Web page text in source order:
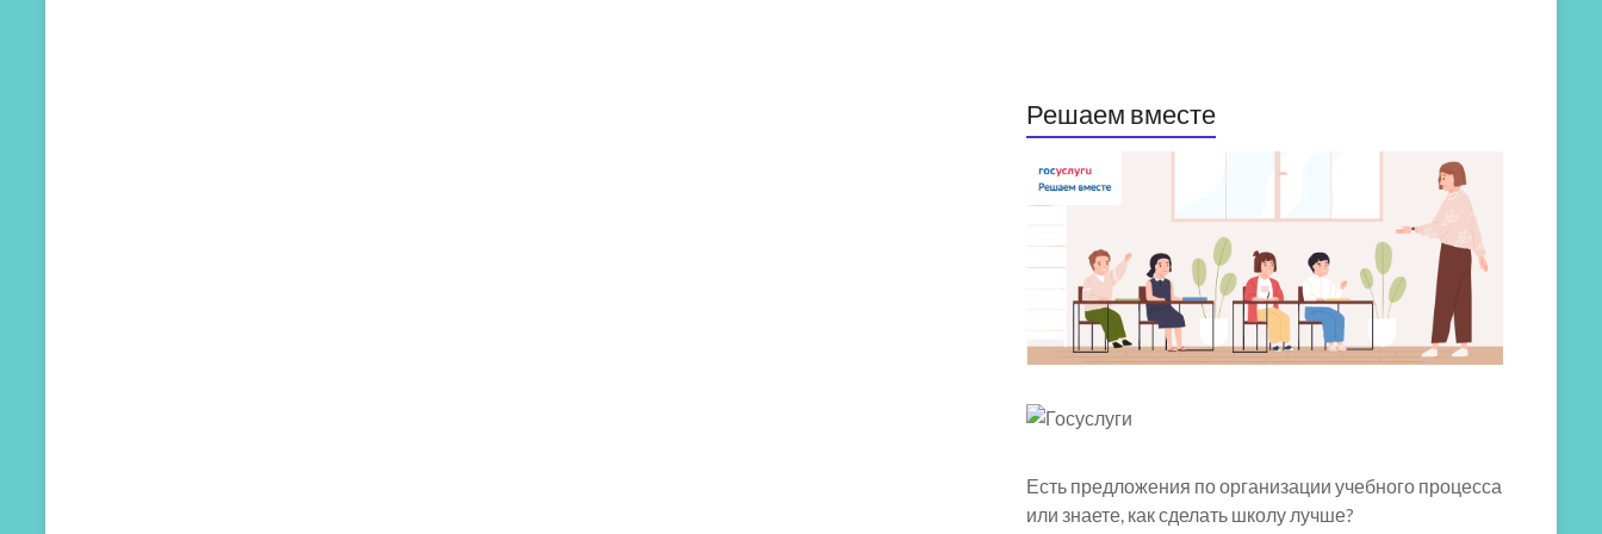
Решаем вместе
Есть предложения по организации учебного процесса
или знаете, как сделать школу лучше?